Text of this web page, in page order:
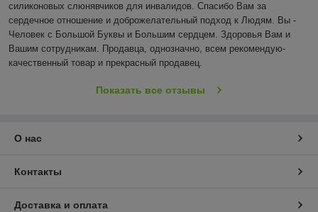
силиконовых слюнявчиков для инвалидов. Спасибо Вам за
сердечное отношение и доброжелательный подход к Людям. Вы -
Человек с Большой Буквы и Большим сердцем. Здоровья Вам и
Вашим сотрудникам. Продавца, однозначно, всем рекомендую-
качественный товар и прекрасный продавец.
Показать все отзывы
О нас
Контакты
Доставка и оплата